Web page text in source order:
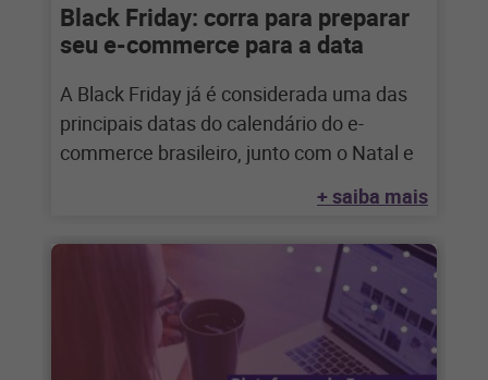
Black Friday: corra para preparar
seu e-commerce para a data
A Black Friday já é considerada uma das
principais datas do calendário do e-
commerce brasileiro, junto com o Natal e
+ saiba mais